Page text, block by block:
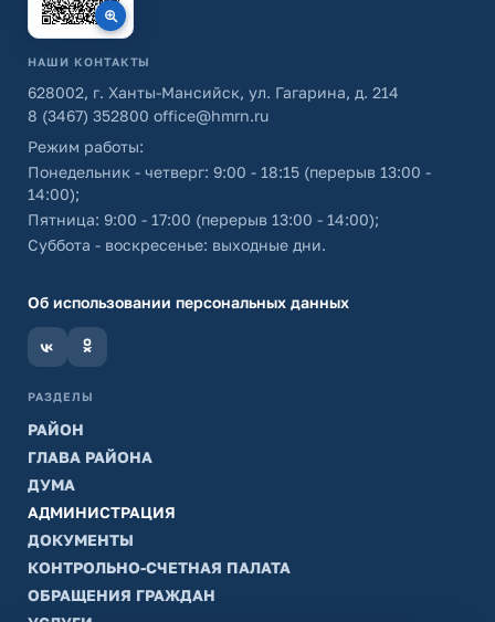
НАШИ КОНТАКТЫ
628002, г. Ханты-Мансийск, ул. Гагарина, д. 214
8 (3467) 352800 office@hmrn.ru
Режим работы:
Понедельник - четверг: 9:00 - 18:15 (перерыв 13:00 -
14:00);
Пятница: 9:00 - 17:00 (перерыв 13:00 - 14:00);
Суббота - воскресенье: выходные дни.
Об использовании персональных данных
РАЗДЕЛЫ
РАЙОН
ГЛАВА РАЙОНА
ДУМА
АДМИНИСТРАЦИЯ
ДОКУМЕНТЫ
КОНТРОЛЬНО-СЧЕТНАЯ ПАЛАТА
ОБРАЩЕНИЯ ГРАЖДАН